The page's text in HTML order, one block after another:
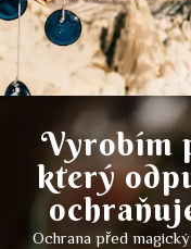
Vyrobím
který
Ochrana před